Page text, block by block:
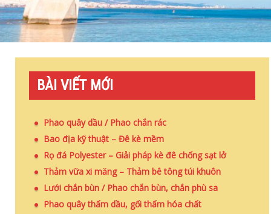
BÀI VIẾT MỚI
Phao quây dầu / Phao chắn rác
Bao địa kỹ thuật – Đê kè mềm
Rọ đá Polyester – Giải pháp kè đê chống sạt lở
Thảm vữa xi măng – Thảm bê tông túi khuôn
Lưới chắn bùn / Phao chắn bùn, chắn phù sa
Phao quây thấm dầu, gối thấm hóa chất